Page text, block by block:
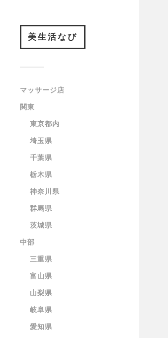
美生活なび
マッサージ店
関東
東京都内
埼玉県
千葉県
栃木県
神奈川県
群馬県
茨城県
中部
三重県
富山県
山梨県
岐阜県
愛知県